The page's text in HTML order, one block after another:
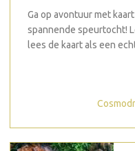
Ga op avontuur met
spannende speurtocht!
lees de kaart als een